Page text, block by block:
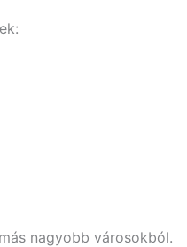
nagyobb városokból.